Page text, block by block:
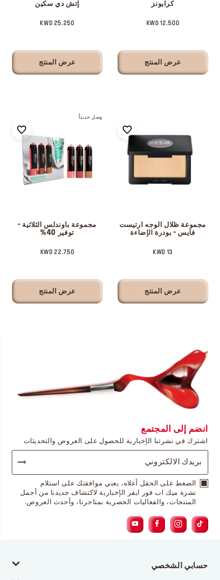
كرايونز
12.500 KWD
عرض المنتج
إتش دي سكين
25.250 KWD
عرض المنتج
مجموعة ظلال الوجه ارتيست
فايس - بودرة الإضاءة
13 KWD
عرض المنتج
وصل حديثاً
مجموعة باوندلس الثلاثية -
توفير 40%
22.750 KWD
عرض المنتج
انضم إلى المجتمع
اشترك في نشرتنا الإخبارية للحصول على العروض والتحديثات
الضغط على الحقل أعلاه، يعني موافقتك على استلام
نشرة ميك اب فور ايفر الإخبارية لاكتشاف جديدنا من أجمل
المنتجات، والفعاليات الحصرية بمتاجرنا، وأحدث العروض.
حسابي الشخصي